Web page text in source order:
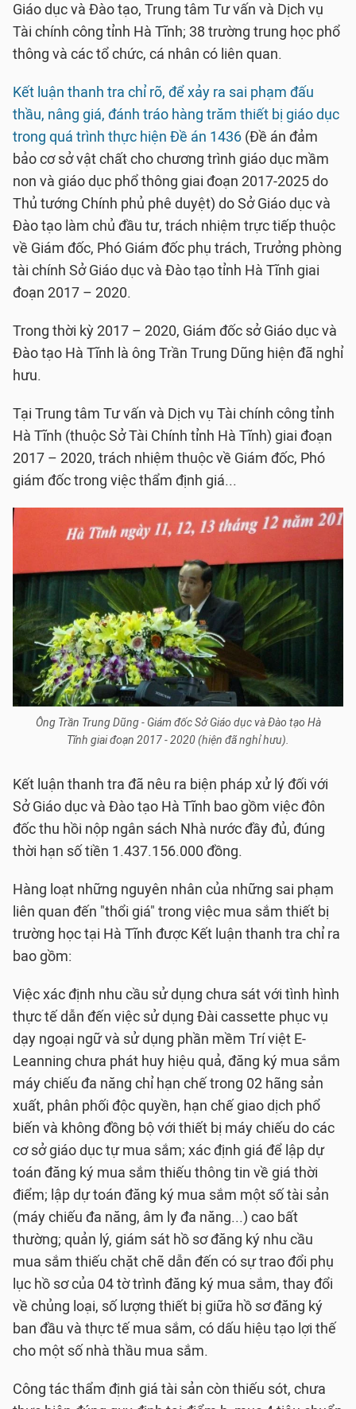
Giáo dục và Đào tạo, Trung tâm Tư vấn và Dịch vụ
Tài chính công tỉnh Hà Tĩnh; 38 trường trung học phổ
thông và các tổ chức, cá nhân có liên quan.
Kết luận thanh tra chỉ rõ, để xảy ra sai phạm đấu
thầu, nâng giá, đánh tráo hàng trăm thiết bị giáo dục
trong quá trình thực hiện Đề án 1436 (Đề án đảm
bảo cơ sở vật chất cho chương trình giáo dục mầm
non và giáo dục phổ thông giai đoạn 2017-2025 do
Thủ tướng Chính phủ phê duyệt) do Sở Giáo dục và
Đào tạo làm chủ đầu tư, trách nhiệm trực tiếp thuộc
về Giám đốc, Phó Giám đốc phụ trách, Trưởng phòng
tài chính Sở Giáo dục và Đào tạo tỉnh Hà Tĩnh giai
đoạn 2017 – 2020.
Trong thời kỳ 2017 – 2020, Giám đốc sở Giáo dục và
Đào tạo Hà Tĩnh là ông Trần Trung Dũng hiện đã nghỉ
hưu.
Tại Trung tâm Tư vấn và Dịch vụ Tài chính công tỉnh
Hà Tĩnh (thuộc Sở Tài Chính tỉnh Hà Tĩnh) giai đoạn
2017 – 2020, trách nhiệm thuộc về Giám đốc, Phó
giám đốc trong việc thẩm định giá...
Ông Trần Trung Dũng - Giám đốc Sở Giáo dục và Đào tạo Hà
Tĩnh giai đoạn 2017 - 2020 (hiện đã nghỉ hưu).
Kết luận thanh tra đã nêu ra biện pháp xử lý đối với
Sở Giáo dục và Đào tạo Hà Tĩnh bao gồm việc đôn
đốc thu hồi nộp ngân sách Nhà nước đầy đủ, đúng
thời hạn số tiền 1.437.156.000 đồng.
Hàng loạt những nguyên nhân của những sai phạm
liên quan đến "thổi giá" trong việc mua sắm thiết bị
trường học tại Hà Tĩnh được Kết luận thanh tra chỉ ra
bao gồm:
Việc xác định nhu cầu sử dụng chưa sát với tình hình
thực tế dẫn đến việc sử dụng Đài cassette phục vụ
dạy ngoại ngữ và sử dụng phần mềm Trí việt E-
Leanning chưa phát huy hiệu quả, đăng ký mua sắm
máy chiếu đa năng chỉ hạn chế trong 02 hãng sản
xuất, phân phối độc quyền, hạn chế giao dịch phổ
biến và không đồng bộ với thiết bị máy chiếu do các
cơ sở giáo dục tự mua sắm; xác định giá để lập dự
toán đăng ký mua sắm thiếu thông tin về giá thời
điểm; lập dự toán đăng ký mua sắm một số tài sản
(máy chiếu đa năng, âm ly đa năng...) cao bất
thường; quản lý, giám sát hồ sơ đăng ký nhu cầu
mua sắm thiếu chặt chẽ dẫn đến có sự trao đổi phụ
lục hồ sơ của 04 tờ trình đăng ký mua sắm, thay đổi
về chủng loại, số lượng thiết bị giữa hồ sơ đăng ký
ban đầu và thực tế mua sắm, có dấu hiệu tạo lợi thế
cho một số nhà thầu mua sắm.
Công tác thẩm định giá tài sản còn thiếu sót, chưa